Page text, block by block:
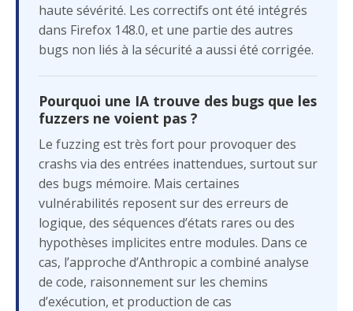
haute sévérité. Les correctifs ont été intégrés
dans Firefox 148.0, et une partie des autres
bugs non liés à la sécurité a aussi été corrigée.
Pourquoi une IA trouve des bugs que les
fuzzers ne voient pas ?
Le fuzzing est très fort pour provoquer des
crashs via des entrées inattendues, surtout sur
des bugs mémoire. Mais certaines
vulnérabilités reposent sur des erreurs de
logique, des séquences d’états rares ou des
hypothèses implicites entre modules. Dans ce
cas, l’approche d’Anthropic a combiné analyse
de code, raisonnement sur les chemins
d’exécution, et production de cas